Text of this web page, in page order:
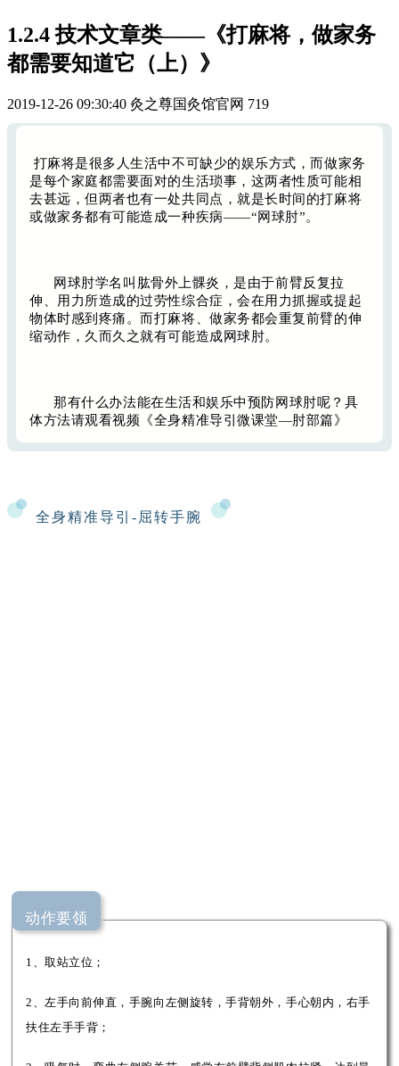
1.2.4 技术文章类——《打麻将，做家务
都需要知道它（上）》
2019-12-26 09:30:40 灸之尊国灸馆官网 719
打麻将是很多人生活中不可缺少的娱乐方式，而做家务
是每个家庭都需要面对的生活琐事，这两者性质可能相
去甚远，但两者也有一处共同点，就是长时间的打麻将
或做家务都有可能造成一种疾病——“网球肘”。
网球肘学名叫肱骨外上髁炎，是由于前臂反复拉
伸、用力所造成的过劳性综合症，会在用力抓握或提起
物体时感到疼痛。而打麻将、做家务都会重复前臂的伸
缩动作，久而久之就有可能造成网球肘。
那有什么办法能在生活和娱乐中预防网球肘呢？具
体方法请观看视频《全身精准导引微课堂—肘部篇》
全身精准导引-屈转手腕
动作要领
1、取站立位；
2、左手向前伸直，手腕向左侧旋转，手背朝外，手心朝内，右手
扶住左手手背；